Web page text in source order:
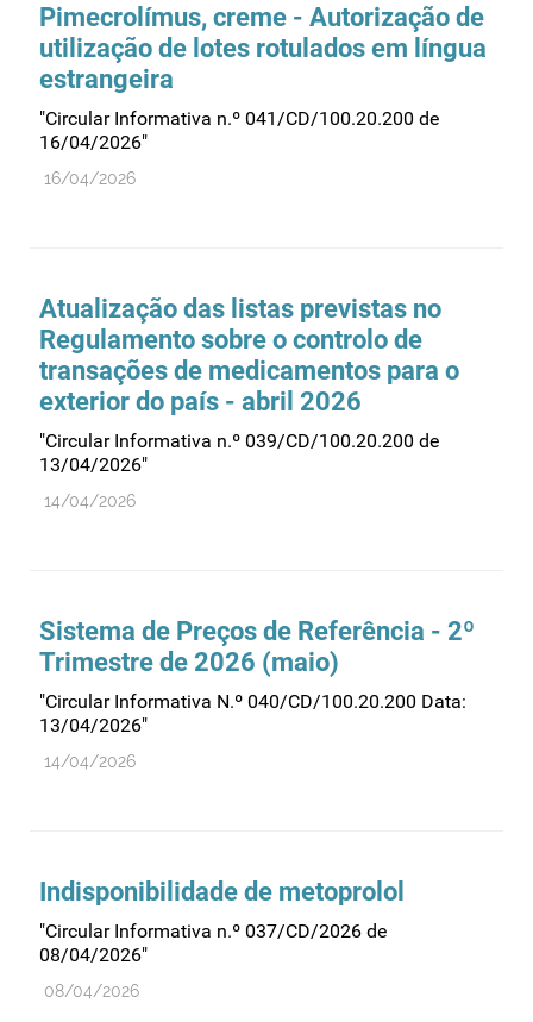
Controlo de qualidade
Cosméticos
Dispensa
Dispositivos médicos
Distribuição
Estrutura e organização
Exercício farmacêutico
Exportação
Fabricantes
Fabrico
Farmacovigilância
Hemoderivados
Importação
Informação estatística
Licenciamentos
Locais de venda
Manutenção no mercado
Pimecrolímus, creme - Autorização de
utilização de lotes rotulados em língua
estrangeira
"Circular Informativa n.º 041/CD/100.20.200 de
16/04/2026"
16/04/2026
Atualização das listas previstas no
Regulamento sobre o controlo de
transações de medicamentos para o
exterior do país - abril 2026
"Circular Informativa n.º 039/CD/100.20.200 de
13/04/2026"
14/04/2026
Sistema de Preços de Referência - 2º
Trimestre de 2026 (maio)
"Circular Informativa N.º 040/CD/100.20.200 Data:
13/04/2026"
14/04/2026
Indisponibilidade de metoprolol
"Circular Informativa n.º 037/CD/2026 de
08/04/2026"
08/04/2026